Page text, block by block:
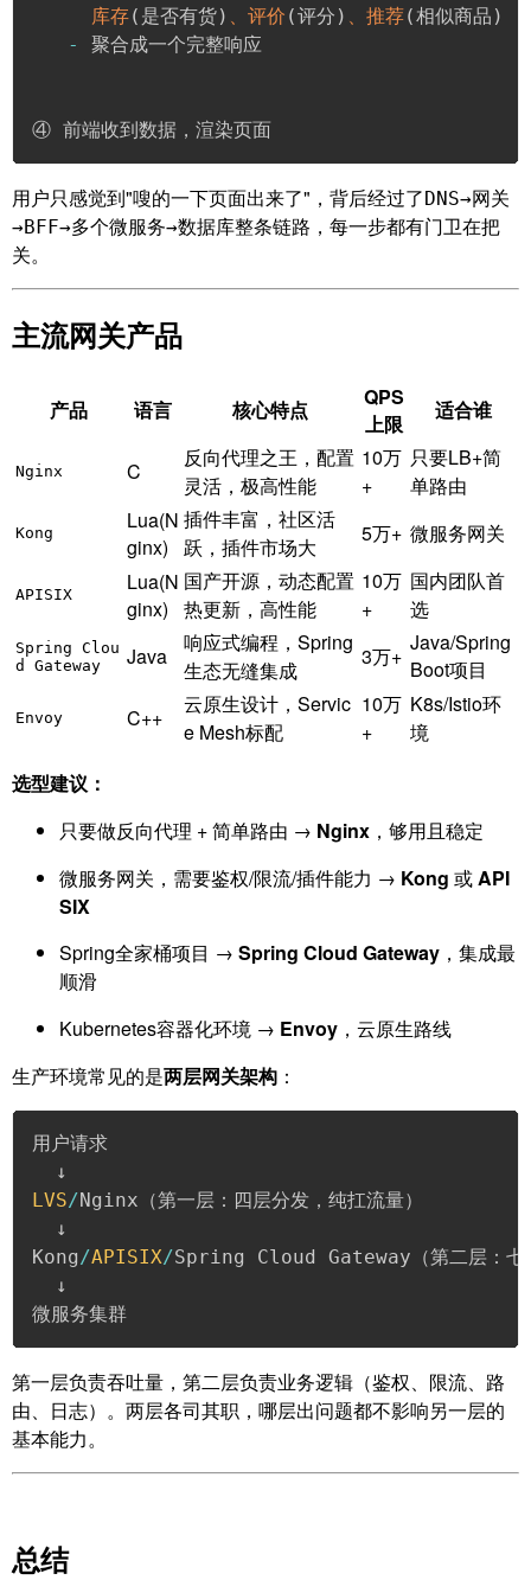
库存( 是否有货) 、评价 (评分 ) 、推荐(相似商品 )
-
聚合成一个完整响应
④ 前端收到数据，渲染页面
用户只感觉到"嗖的一下页面出来了"，背后经过了DNS→网关
→BFF→多个微服务→数据库整条链路，每一步都有门卫在把
关。
主流网关产品
产品 语言 核心特点
QPS
上限
适合谁
Nginx C
反向代理之王，配置
灵活，极高性能
10万
+
只要LB+简
单路由
Kong
Lua(N
ginx)
插件丰富，社区活
跃，插件市场大
5万+ 微服务网关
APISIX
Lua(N
ginx)
国产开源，动态配置
热更新，高性能
10万
+
国内团队首
选
Spring Clou
d Gateway
Java
响应式编程，Spring
生态无缝集成
3万+
Java/Spring
Boot项目
Envoy C++
云原生设计，Servic
e Mesh标配
10万
+
K8s/Istio环
境
选型建议：
只要做反向代理 + 简单路由 → Nginx ，够用且稳定
微服务网关，需要鉴权/限流/插件能力 → Kong 或API
SIX
Spring全家桶项目 → Spring Cloud Gateway ，集成最
顺滑
Kubernetes容器化环境 → Envoy ，云原生路线
生产环境常见的是两层网关架构 ：
用户请求
LVS/Nginx（第一层：四层分发，纯扛流量）
  ↓
Kong /APISIX/Spring Cloud Gateway（第二层：七
  ↓
微服务集群
第一层负责吞吐量，第二层负责业务逻辑（鉴权、限流、路
由、日志）。两层各司其职，哪层出问题都不影响另一层的
基本能力。
总结